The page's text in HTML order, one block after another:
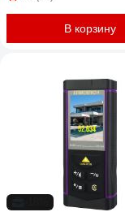
В корзину